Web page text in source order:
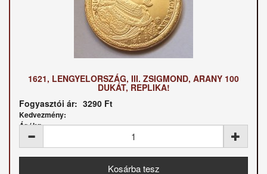
1621, LENGYELORSZÁG, III. ZSIGMOND, ARANY 100
DUKÁT, REPLIKA!
Fogyasztói ár: 3290 Ft
Kedvezmény:
Ár / kg: